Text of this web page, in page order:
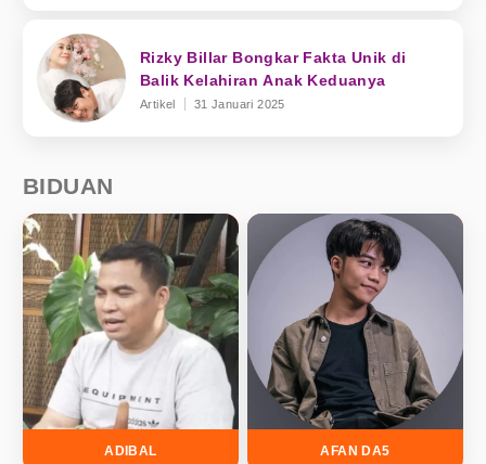
Rizky Billar Bongkar Fakta Unik di
Balik Kelahiran Anak Keduanya
Artikel 31 Januari 2025
BIDUAN
ADIBAL AFAN DA5